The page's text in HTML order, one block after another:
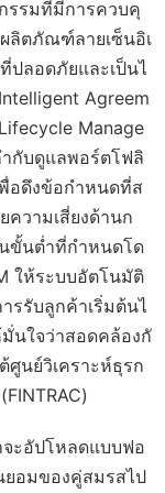
รรมที่มีการควบคุ
ลิตภัณฑ์ลายเซ็นอิเ
ปลอดภัยและเป็นไ
Agreem
Manage
กับดูแลพอร์ตโฟลิ
พื่อดึงข้อกำหนดที่ส
ความเสี่ยงด้านก
ขั้นต่ำที่กำหนดโด
ให้ระบบอัตโนมัติ
รรับลูกค้าเริ่มต้นไ
นใจว่าสอดคล้องกั
ศูนย์วิเคราะห์ธุรก
จะอัปโหลดแบบฟอ
ยอมของคู่สมรสไป